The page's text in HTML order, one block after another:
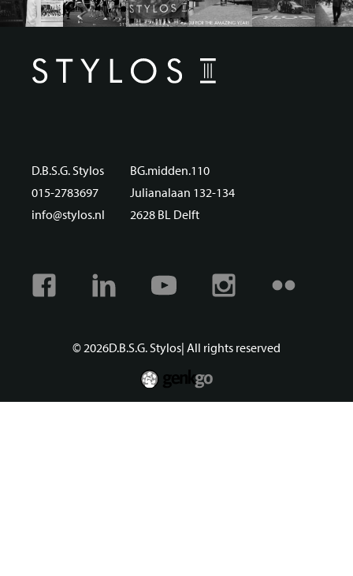
D.B.S.G. Stylos
015-2783697
info@stylos.nl
BG.midden.110
Julianalaan 132-134
2628 BL Delft
Facebook Linkedin Youtube Instagram
© 2026D.B.S.G. Stylos| All rights reserved